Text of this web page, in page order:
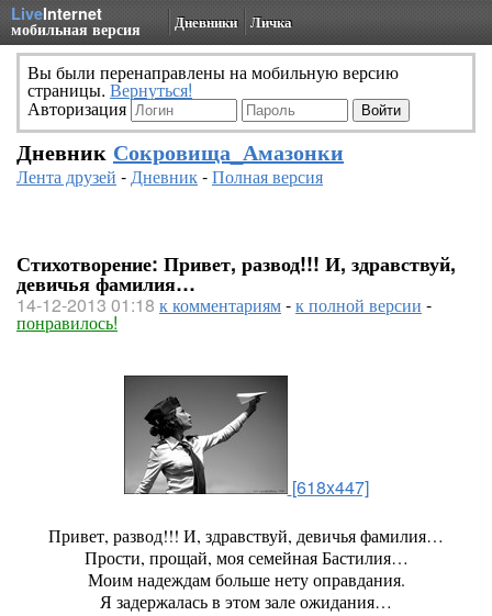
LiveInternet
мобильная версия Дневники Личка
Вы были перенаправлены на мобильную версию
страницы. Вернуться!
Авторизация
Дневник Сокровища_Амазонки
Лента друзей -Дневник-Полная версия
Стихотворение: Привет, развод!!! И, здравствуй,
девичья фамилия…
14-12-2013 01:18 к комментариям-к полной версии -
понравилось!
[618x447]
Привет, развод!!! И, здравствуй, девичья фамилия…
Прости, прощай, моя семейная Бастилия…
Моим надеждам больше нету оправдания.
Я задержалась в этом зале ожидания…